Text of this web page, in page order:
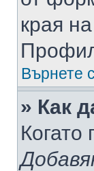
края
Върнете
» Как